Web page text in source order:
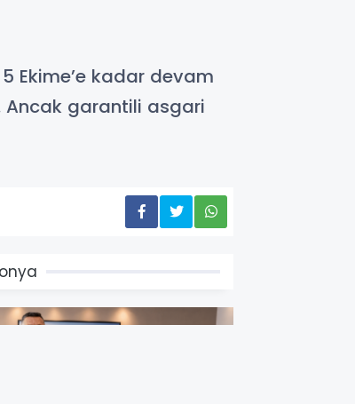
Ekime’e kadar devam
Ancak garantili asgari